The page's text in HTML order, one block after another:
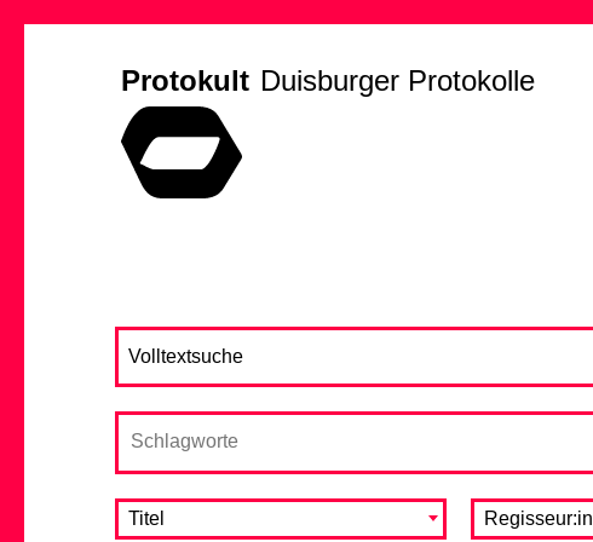
Protokult Duisburger Protokolle
Titel Regisseur:in